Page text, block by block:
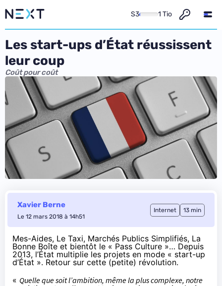
S3 1 Tio
Les start-ups d’État réussissent
leur coup
Coût pour coût
Xavier Berne
Le 12 mars 2018 à 14h51
Internet 13 min
Mes-Aides, Le Taxi, Marchés Publics Simplifiés, La
Bonne Boîte et bientôt le « Pass Culture »… Depuis
2013, l’État multiplie les projets en mode « start-up
d’État ». Retour sur cette (petite) révolution.
« Quelle que soit l’ambition, même la plus complexe, notre